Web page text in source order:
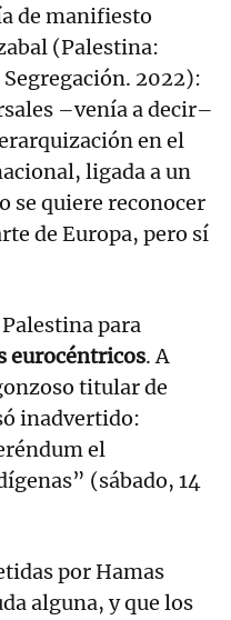
de manifiesto
(Palestina:
2022):
–venía a decir–
en el
ligada a un
se quiere reconocer
de Europa, pero sí
para
eurocéntricos. A
titular de
inadvertido:
el
(sábado, 14
por Hamas
alguna, y que los